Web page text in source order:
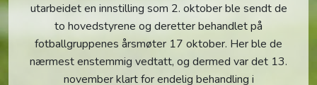
utarbeidet en innstilling som 2. oktober ble sendt de
to hovedstyrene og deretter behandlet på
fotballgruppenes årsmøter 17 oktober. Her ble de
nærmest enstemmig vedtatt, og dermed var det 13.
november klart for endelig behandling i